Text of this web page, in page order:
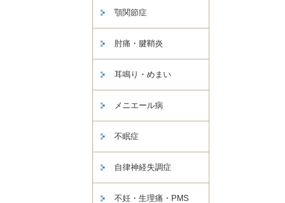
顎関節症
肘痛・腱鞘炎
耳鳴り・めまい
メニエール病
不眠症
自律神経失調症
不妊・生理痛・PMS